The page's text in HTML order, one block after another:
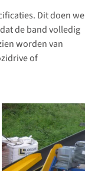
Dit doen we
de band volledig
worden van
of